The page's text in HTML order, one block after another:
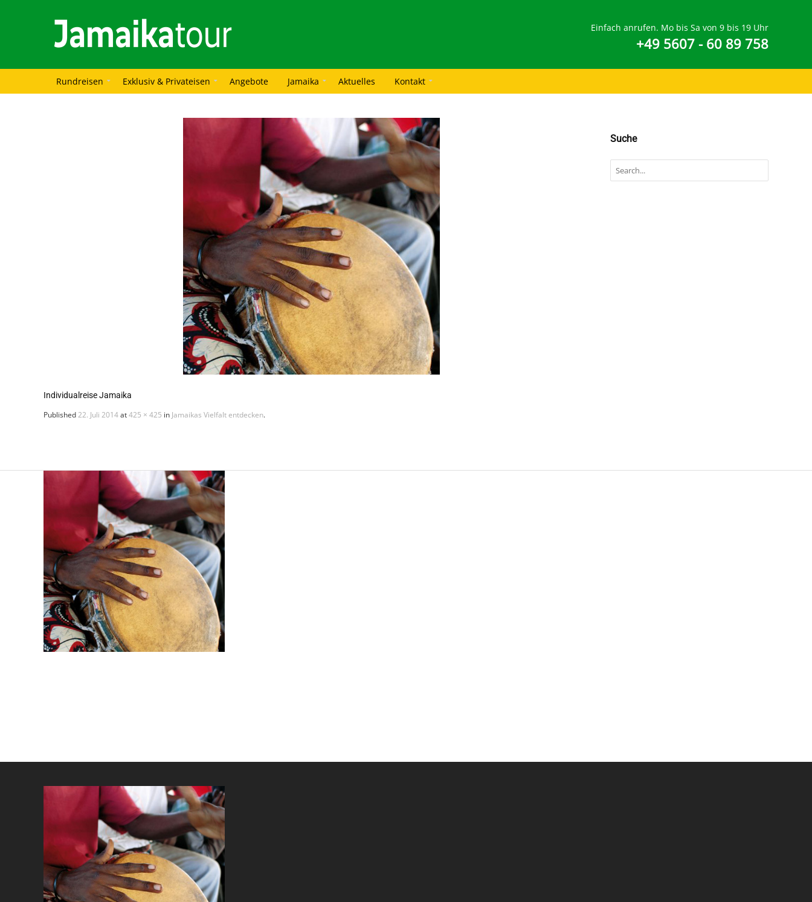
Einfach anrufen. Mo bis Sa von 9 bis 19 Uhr
+49 5607 - 60 89 758
Rundreisen Exklusiv & Privateisen Angebote Jamaika Aktuelles Kontakt
Individualreise Jamaika
Published22. Juli 2014at425 × 425 in Jamaikas Vielfalt entdecken.
Suche